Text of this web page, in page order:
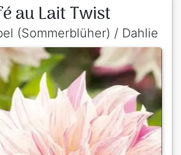
au Lait Twist
(Sommerblüher) / Dahlie